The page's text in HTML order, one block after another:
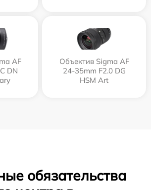
AF
DN
Объектив Sigma AF
24-35mm F2.0 DG
HSM Art
обязательства